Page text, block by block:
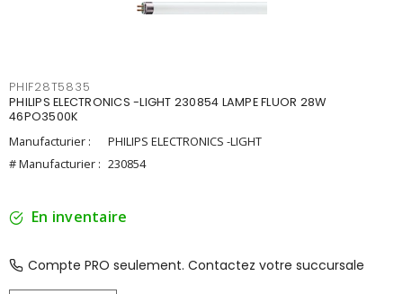
PHIF28T5835
PHILIPS ELECTRONICS -LIGHT 230854 LAMPE FLUOR 28W
46PO3500K
Manufacturier :
PHILIPS ELECTRONICS -LIGHT
# Manufacturier : 230854
En inventaire
Compte PRO seulement. Contactez votre succursale